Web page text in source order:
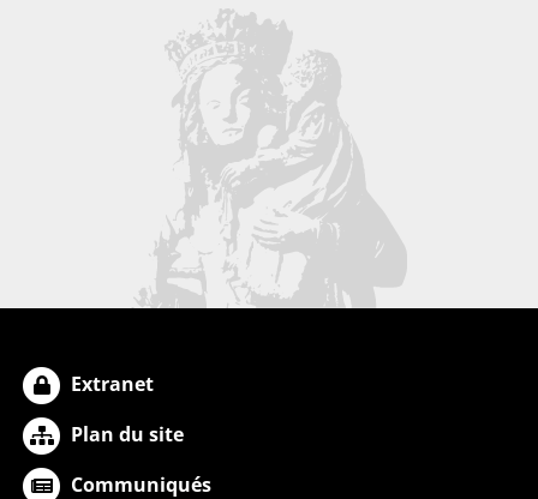
Extranet
Plan du site
Communiqués